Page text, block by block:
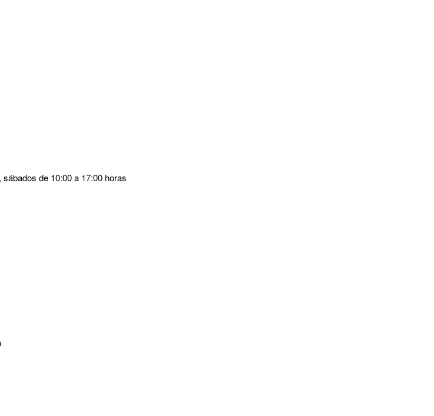
de 10:00 a 17:00 horas